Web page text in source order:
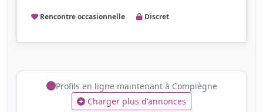
Rencontre occasionnelle Discret
Profils en ligne maintenant à Compiègne
Charger plus d'annonces